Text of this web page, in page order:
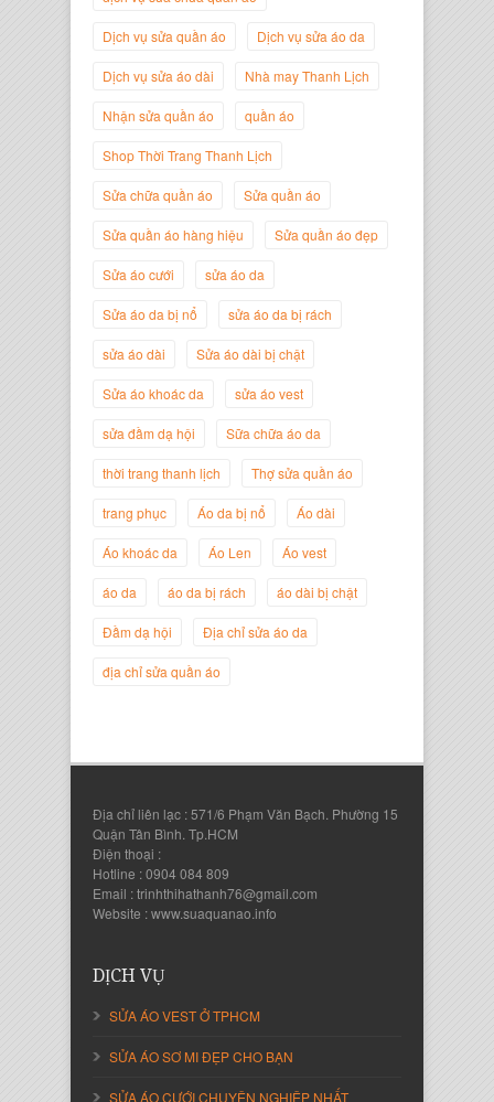
Nguyễn Minh Đức
Giám Đốc Công ty Cây Xanh Gia
Nguyễn
Giám Đốc Công ty Twist Potato
Nguyễn Thanh Sang
Giám Đốc Công ty Lam Sơn Phát
Dịch vụ sửa quần áo Dịch vụ sửa áo da
Dịch vụ sửa áo dài Nhà may Thanh Lịch
Nhận sửa quần áo quần áo
Shop Thời Trang Thanh Lịch
Sửa chữa quần áo Sửa quần áo
Sửa quần áo hàng hiệu Sửa quần áo đẹp
Sửa áo cưới sửa áo da
Sửa áo da bị nổ sửa áo da bị rách
sửa áo dài Sửa áo dài bị chật
Sửa áo khoác da sửa áo vest
sửa đầm dạ hội Sữa chữa áo da
thời trang thanh lịch Thợ sửa quần áo
trang phục Áo da bị nổ Áo dài
Áo khoác da Áo Len Áo vest
áo da áo da bị rách áo dài bị chật
Đầm dạ hội Địa chỉ sửa áo da
địa chỉ sửa quần áo
Địa chỉ liên lạc : 571/6 Phạm Văn Bạch. Phường 15
Quận Tân Bình. Tp.HCM
Điện thoại :
Hotline : 0904 084 809
Email : trinhthihathanh76@gmail.com
Website : www.suaquanao.info
DỊCH VỤ
SỬA ÁO VEST Ở TPHCM
SỬA ÁO SƠ MI ĐẸP CHO BẠN
SỬA ÁO CƯỚI CHUYÊN NGHIỆP NHẤT